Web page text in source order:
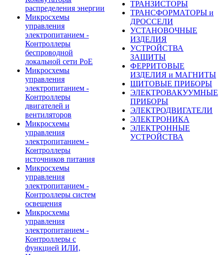
распределения энергии
Микросхемы
управления
электропитанием -
Контроллеры
беспроводной
локальной сети PoE
Микросхемы
управления
электропитанием -
Контроллеры
двигателей и
вентиляторов
Микросхемы
управления
электропитанием -
Контроллеры
источников питания
Микросхемы
управления
электропитанием -
Контроллеры систем
освещения
Микросхемы
управления
электропитанием -
Контроллеры с
функцией ИЛИ,
ТРАНЗИСТОРЫ
ТРАНСФОРМАТОРЫ и
ДРОССЕЛИ
УСТАНОВОЧНЫЕ
ИЗДЕЛИЯ
УСТРОЙСТВА
ЗАЩИТЫ
ФЕРРИТОВЫЕ
ИЗДЕЛИЯ и МАГНИТЫ
ЩИТОВЫЕ ПРИБОРЫ
ЭЛЕКТРОВАКУУМНЫЕ
ПРИБОРЫ
ЭЛЕКТРОДВИГАТЕЛИ
ЭЛЕКТРОНИКА
ЭЛЕКТРОННЫЕ
УСТРОЙСТВА